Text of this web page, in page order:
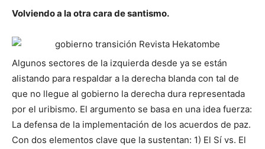
Volviendo a la otra cara de santismo.
Algunos sectores de la izquierda desde ya se están
alistando para respaldar a la derecha blanda con tal de
que no llegue al gobierno la derecha dura representada
por el uribismo. El argumento se basa en una idea fuerza:
La defensa de la implementación de los acuerdos de paz.
Con dos elementos clave que la sustentan: 1) El Sí vs. El